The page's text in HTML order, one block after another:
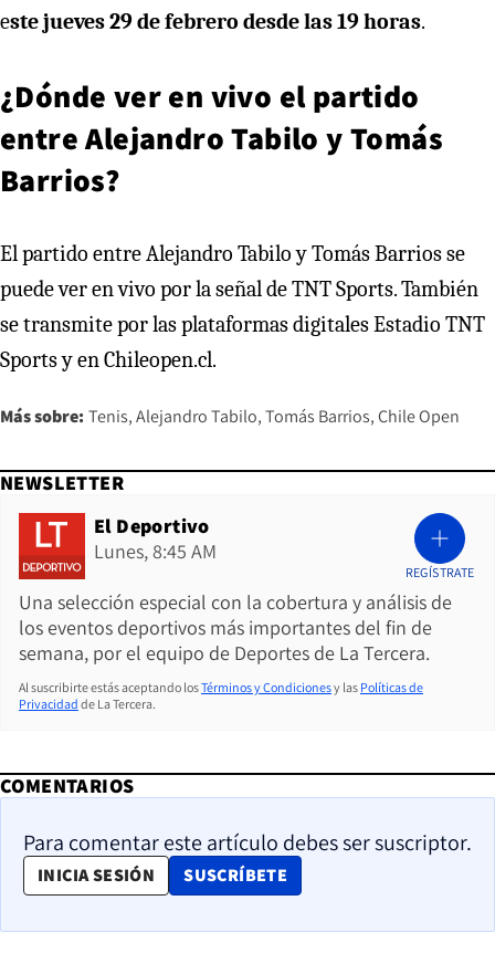
este jueves 29 de febrero desde las 19 horas.
¿Dónde ver en vivo el partido
entre Alejandro Tabilo y Tomás
Barrios?
El partido entre Alejandro Tabilo y Tomás Barrios se
puede ver en vivo por la señal de TNT Sports. También
se transmite por las plataformas digitales Estadio TNT
Sports y en Chileopen.cl.
Más sobre: Tenis Alejandro Tabilo Tomás Barrios Chile Open
NEWSLETTER
El Deportivo
Lunes, 8:45 AM
Una selección especial con la cobertura y análisis de
los eventos deportivos más importantes del fin de
semana, por el equipo de Deportes de La Tercera.
REGÍSTRATE
Al suscribirte estás aceptando losTérminos y Condicionesy las Políticas de
Privacidad de La Tercera.
COMENTARIOS
Para comentar este artículo debes ser suscriptor.
INICIA SESIÓN SUSCRÍBETE
OPENS IN NEW WINDOW